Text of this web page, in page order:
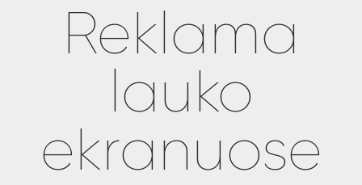
Reklama
lauko
ekranuose